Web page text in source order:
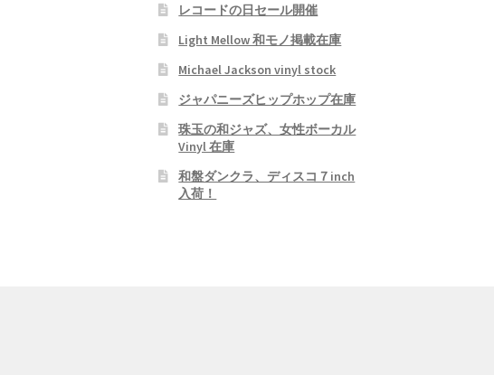
レコードの日セール開催
Light Mellow 和モノ掲載在庫
Michael Jackson vinyl stock
ジャパニーズヒップホップ在庫
珠玉の和ジャズ、女性ボーカル
Vinyl 在庫
和盤ダンクラ、ディスコ７inch
入荷！